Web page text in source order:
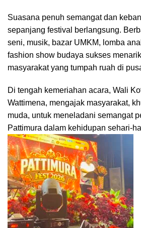
Suasana penuh semangat dan
sepanjang festival berlangsung.
seni, musik, bazar UMKM, lomba
fashion show budaya sukses
masyarakat yang tumpah ruah di
Di tengah kemeriahan acara, Wali
Wattimena, mengajak masyarakat,
muda, untuk meneladani semangat
Pattimura dalam kehidupan sehari-